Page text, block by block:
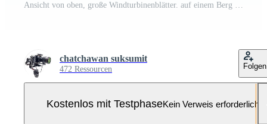
Ansicht von oben, große Windturbinenblätter. auf einem Berg sortieren. Pro Video
chatchawan suksumit
472 Ressourcen Folgen
Kostenlos mit TestphaseKein Verweis erforderlich